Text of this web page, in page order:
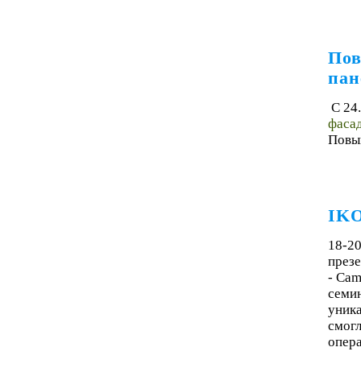
С
18-
-